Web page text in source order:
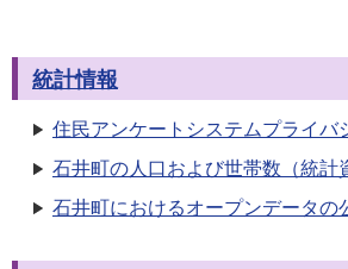
統計情報
住民アンケートシステムプライバ
石井町の人口および世帯数（統計
石井町におけるオープンデータの